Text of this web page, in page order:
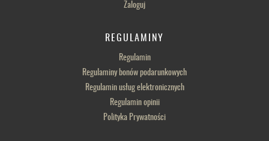
Zaloguj
REGULAMINY
Regulamin
Regulaminy bonów podarunkowych
Regulamin usług elektronicznych
Regulamin opinii
Polityka Prywatności